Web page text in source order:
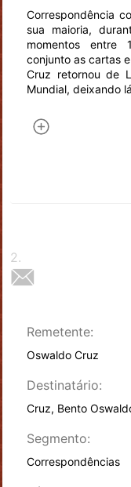
Correspondência
sua maioria,
momentos entre
conjunto as cartas
Cruz retornou de
Mundial, deixando
2 .
Remetente:
Oswaldo Cruz
Destinatário:
Cruz, Bento
Segmento:
Correspondências